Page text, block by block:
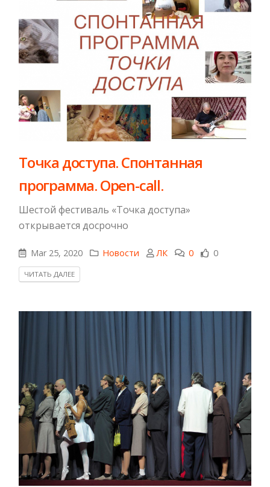
Точка доступа. Спонтанная
программа. Open-call.
Шестой фестиваль «Точка доступа»
открывается досрочно
Mar 25, 2020 Новости ЛК 0 0
ЧИТАТЬ ДАЛЕЕ